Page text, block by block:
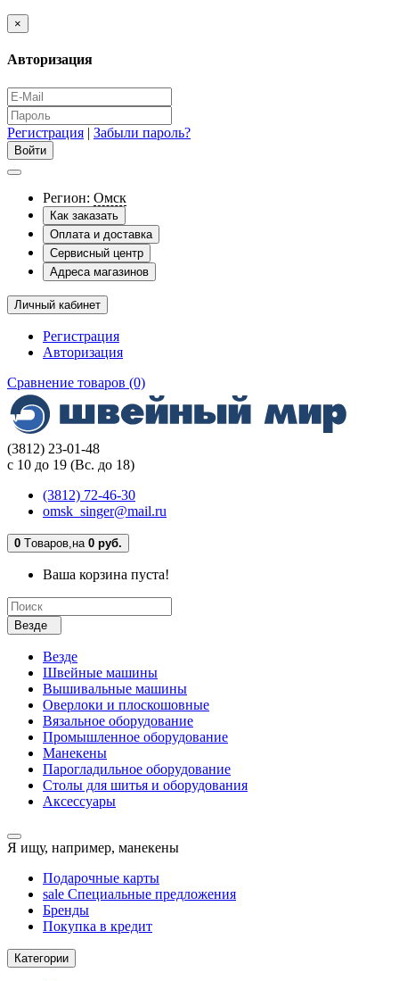
×
Авторизация
Регистрация | Забыли пароль?
Регион: Омск
Как заказать
Оплата и доставка
Сервисный центр
Адреса магазинов
Личный кабинет
Регистрация
Авторизация
Сравнение товаров (0)
(3812) 23-01-48
с 10 до 19 (Вс. до 18)
(3812) 72-46-30
omsk_singer@mail.ru
0 Tоваров,на 0 руб.
Ваша корзина пуста!
Везде
Везде
Швейные машины
Вышивальные машины
Оверлоки и плоскошовные
Вязальное оборудование
Промышленное оборудование
Манекены
Парогладильное оборудование
Столы для шитья и оборудования
Аксессуары
Я ищу, например, манекены
Подарочные карты
sale Специальные предложения
Бренды
Покупка в кредит
Категории